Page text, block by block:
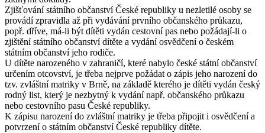
Zjišťování státního občanství České republiky u nezletilé osoby se
provádí zpravidla až při vydávání prvního občanského průkazu,
popř. dříve, má-li být dítěti vydán cestovní pas nebo požádají-li o
zjištění státního občanství dítěte a vydání osvědčení o českém
státním občanství jeho rodiče.
U dítěte narozeného v zahraničí, které nabylo české státní občanství
určením otcovství, je třeba nejprve požádat o zápis jeho narození do
tzv. zvláštní matriky v Brně, na základě kterého je dítěti vydán český
rodný list, který je nezbytný k vydání např. občanského průkazu
nebo cestovního pasu České republiky.
K zápisu narození do zvláštní matriky je třeba připojit i osvědčení a
potvrzení o státním občanství České republiky dítěte.